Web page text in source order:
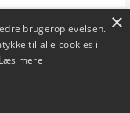
×
brugeroplevelsen.
til alle cookies i
Læs mere